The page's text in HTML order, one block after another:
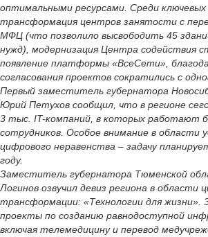
оптимальными ресурсами. Среди
трансформация центров занятости с
МФЦ (что позволило высвободить 45
нужд), модернизация Центра содействия
появление платформы «ВсеСети»,
согласования проектов сократились с
Первый заместитель губернатора
Юрий Петухов сообщил, что в регионе
3 тыс. IT-компаний, в которых работают
сотрудников. Особое внимание в области
цифрового неравенства – задачу
году.
Заместитель губернатора Тюменской
Логинов озвучил девиз региона в области
трансформации: «Технологии для жизни».
проекты по созданию равнодоступной
включая телемедицину и перевод